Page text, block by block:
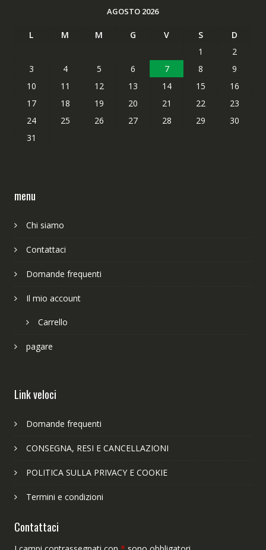
AGOSTO 2026
L M M G V S
D
1
2
3
4 5 6 7 8
9
10
11 12 13 14 15
16
17
18 19 20 21 22
23
24
25 26 27 28 29
30
31
menu
Chi siamo
Contattaci
Domande frequenti
Il mio account
Carrello
pagare
Link veloci
Domande frequenti
CONSEGNA, RESI E CANCELLAZIONI
POLITICA SULLA PRIVACY E COOKIE
Termini e condizioni
Contattaci